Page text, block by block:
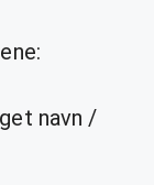
navn /